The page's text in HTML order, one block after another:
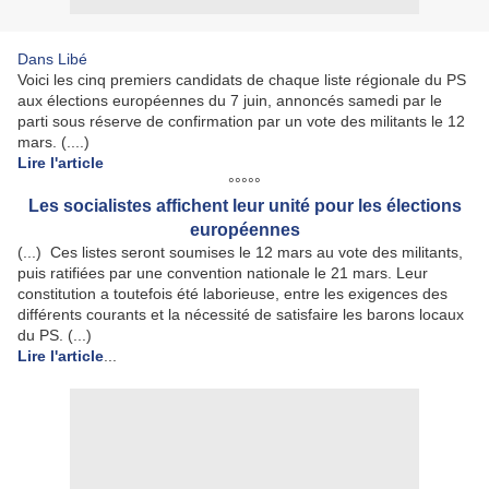
Dans Libé
Voici les cinq premiers candidats de chaque liste régionale du PS
aux élections européennes du 7 juin, annoncés samedi par le
parti sous réserve de confirmation par un vote des militants le 12
mars. (....)
Lire l'article
°°°°°
Les socialistes affichent leur unité pour les élections
européennes
(...) Ces listes seront soumises le 12 mars au vote des militants,
puis ratifiées par une convention nationale le 21 mars. Leur
constitution a toutefois été laborieuse, entre les exigences des
différents courants et la nécessité de satisfaire les barons locaux
du PS. (...)
Lire l'article